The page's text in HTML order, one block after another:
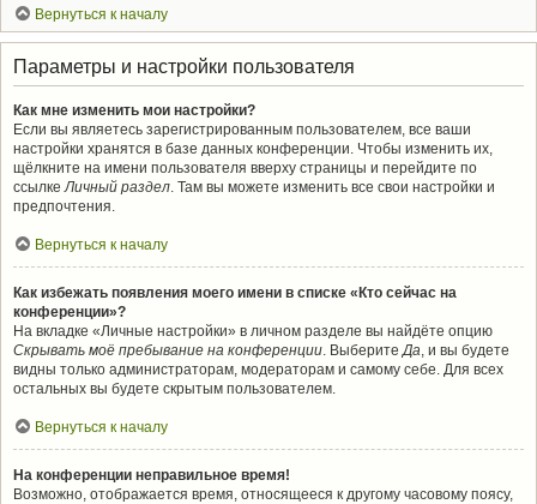
Вернуться к началу
Параметры и настройки пользователя
Как мне изменить мои настройки?
Если вы являетесь зарегистрированным пользователем, все ваши
настройки хранятся в базе данных конференции. Чтобы изменить их,
щёлкните на имени пользователя вверху страницы и перейдите по
ссылкеЛичный раздел. Там вы можете изменить все свои настройки и
предпочтения.
Вернуться к началу
Как избежать появления моего имени в списке «Кто сейчас на
конференции»?
На вкладке «Личные настройки» в личном разделе вы найдёте опцию
Скрывать моё пребывание на конференции. ВыберитеДа, и вы будете
видны только администраторам, модераторам и самому себе. Для всех
остальных вы будете скрытым пользователем.
Вернуться к началу
На конференции неправильное время!
Возможно, отображается время, относящееся к другому часовому поясу,